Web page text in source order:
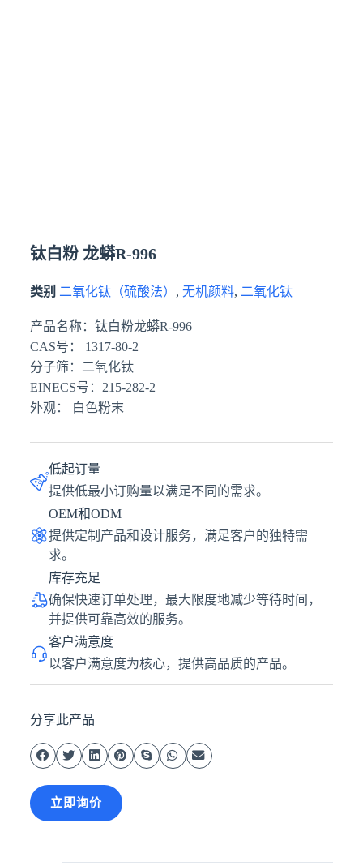
钛白粉 龙蟒R-996
类别 二氧化钛（硫酸法） , 无机颜料, 二氧化钛
产品名称：钛白粉龙蟒R-996
CAS号： 1317-80-2
分子筛：二氧化钛
EINECS号：215-282-2
外观： 白色粉末
低起订量
提供低最小订购量以满足不同的需求。
OEM和ODM
提供定制产品和设计服务，满足客户的独特需
求。
库存充足
确保快速订单处理，最大限度地减少等待时间，
并提供可靠高效的服务。
客户满意度
以客户满意度为核心，提供高品质的产品。
分享此产品
立即询价